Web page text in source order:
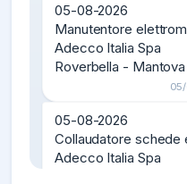
05-08-2026
Manutentore
Adecco Italia Spa
Roverbella - Mantova
05-08-2026
Collaudatore schede
Adecco Italia Spa